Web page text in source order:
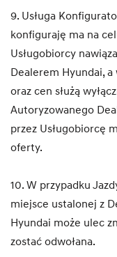
9. Usługa
konfiguraję ma na
Usługobiorcy
Dealerem Hyundai,
oraz cen służą
Autoryzowanego
przez Usługobiorcę
oferty.
10. W przypadku
miejsce ustalonej z
Hyundai może ulec
zostać odwołana.